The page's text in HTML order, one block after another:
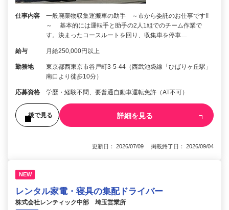
仕事内容
一般廃棄物収集運搬車の助手 ～市から委託のお仕事です!!
～ 基本的には運転手と助手の2人1組でのチーム作業で
す。決まったコースルートを回り、収集車を停車…
給与 月給250,000円以上
勤務地
東京都西東京市谷戸町3-5-44（西武池袋線「ひばりヶ丘駅」
南口より徒歩10分）
応募資格 学歴・経験不問、要普通自動車運転免許（AT不可）
後で見る 詳細を見る
更新日： 2026/07/09 掲載終了日： 2026/09/04
NEW
レンタル家電・寝具の集配ドライバー
株式会社レンティック中部 埼玉営業所